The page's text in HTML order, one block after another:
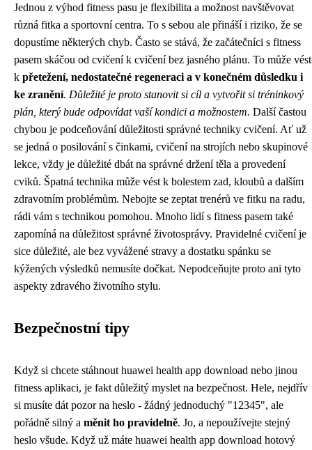
Jednou z výhod fitness pasu je flexibilita a možnost navštěvovat
různá fitka a sportovní centra. To s sebou ale přináší i riziko, že se
dopustíme některých chyb. Často se stává, že začátečníci s fitness
pasem skáčou od cvičení k cvičení bez jasného plánu. To může vést
k přetežení, nedostatečné regeneraci a v konečném důsledku i
ke zranění. Důležité je proto stanovit si cíl a vytvořit si tréninkový
plán, který bude odpovídat vaší kondici a možnostem. Další častou
chybou je podceňování důležitosti správné techniky cvičení. Ať už
se jedná o posilování s činkami, cvičení na strojích nebo skupinové
lekce, vždy je důležité dbát na správné držení těla a provedení
cviků. Špatná technika může vést k bolestem zad, kloubů a dalším
zdravotním problémům. Nebojte se zeptat trenérů ve fitku na radu,
rádi vám s technikou pomohou. Mnoho lidí s fitness pasem také
zapomíná na důležitost správné životosprávy. Pravidelné cvičení je
sice důležité, ale bez vyvážené stravy a dostatku spánku se
kýžených výsledků nemusíte dočkat. Nepodceňujte proto ani tyto
aspekty zdravého životního stylu.
Bezpečnostní tipy
Když si chcete stáhnout huawei health app download nebo jinou
fitness aplikaci, je fakt důležitý myslet na bezpečnost. Hele, nejdřív
si musíte dát pozor na heslo - žádný jednoduchý "12345", ale
pořádně silný a měnit ho pravidelně. Jo, a nepoužívejte stejný
heslo všude. Když už máte huawei health app download hotový